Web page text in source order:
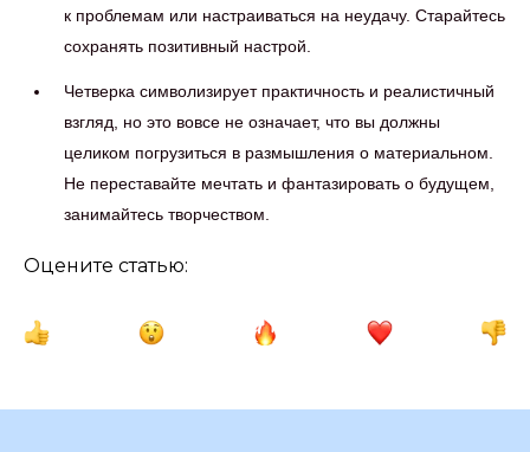
к проблемам или настраиваться на неудачу. Старайтесь
сохранять позитивный настрой.
Четверка символизирует практичность и реалистичный
взгляд, но это вовсе не означает, что вы должны
целиком погрузиться в размышления о материальном.
Не переставайте мечтать и фантазировать о будущем,
занимайтесь творчеством.
Оцените статью: